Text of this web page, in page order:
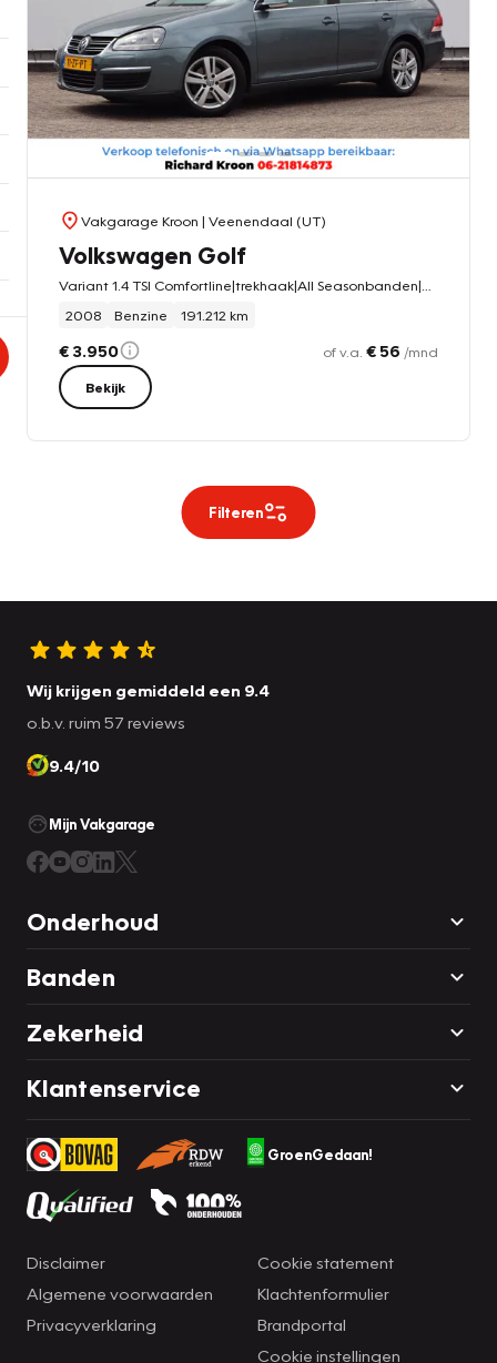
Vakgarage Kroon | Veenendaal (UT)
Volkswagen Golf
2008
Benzine 191.212 km
€ 3.950 of v.a. € 56 /mnd
Bekijk
Filteren
Wij krijgen gemiddeld een 9.4
o.b.v. ruim 57 reviews
9.4/10
Mijn Vakgarage
Onderhoud
Banden
Zekerheid
Klantenservice
GroenGedaan!
Disclaimer
Algemene voorwaarden
Privacyverklaring
Cookie statement
Klachtenformulier
Brandportal
Cookie instellingen